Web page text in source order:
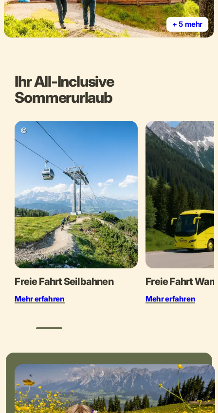
+ 5 mehr
Ihr All-Inclusive
Sommerurlaub
©
Freie Fahrt Seilbahnen
Mehr erfahren
Freie Fahrt
Mehr erfahren